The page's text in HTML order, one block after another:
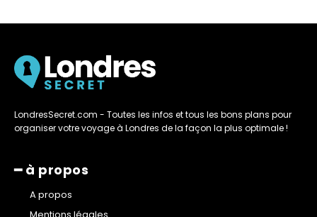
LondresSecret.com - Toutes les infos et tous les bons plans pour
organiser votre voyage à Londres de la façon la plus optimale !
━ à propos
A propos